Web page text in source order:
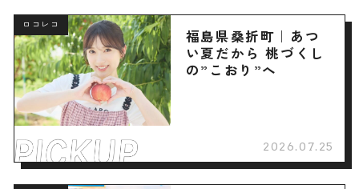
ロコレコ
福島県桑折町｜あつ
い夏だから 桃づくし
の”こおり”へ
2026.07.25